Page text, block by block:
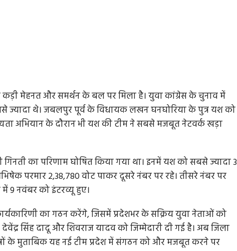
मेहनत और समर्थन के बल पर मिला है। युवा कांग्रेस के चुनाव में
ज्यादा थे। जबलपुर पूर्व के विधायक लखन घनघोरिया के पुत्र यश को
अभियान के दौरान भी यश की टीम ने सबसे मजबूत नेटवर्क खड़ा
का परिणाम घोषित किया गया था। इनमें यश को सबसे ज्यादा 3
परमार 2,38,780 वोट पाकर दूसरे नंबर पर रहे। तीसरे नंबर पर
में 9 नवंबर को इंटरव्यू हुए।
का गठन करेंगे, जिसमें प्रदेशभर के सक्रिय युवा नेताओं को
सिंह दादू और शिवराज यादव को जिम्मेदारी दी गई है। अब जिला
के मुताबिक यह नई टीम प्रदेश में संगठन को और मजबूत करने पर